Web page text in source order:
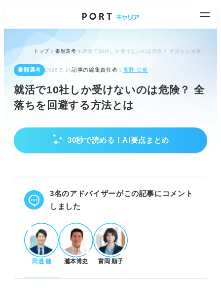
トップ 書類選考
書類選考 2026.5.14記事の編集責任者： 熊野 公俊
就活で10社しか受けないのは危険？ 全
落ちを回避する方法とは
30秒で読める！AI要点まとめ
10社に絞るリスクと判断基準
る。
視野が狭まり精神的負担増などデメリットを把握す
POINT：早期内々定や公務員併願なら10社でも問題
ない。
10社に絞る場合のメリットと対策
3名のアドバイザーがこの記事にコメント
しました
田邉 健 瀧本博史 富岡 順子